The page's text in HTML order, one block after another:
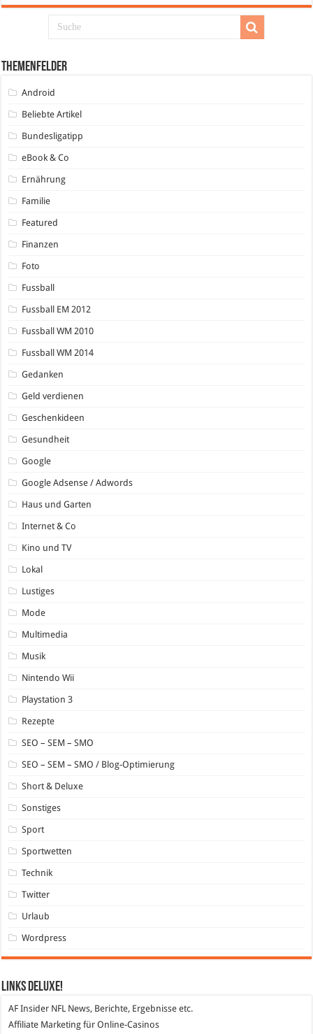
Themenfelder
Android
Beliebte Artikel
Bundesligatipp
eBook & Co
Ernährung
Familie
Featured
Finanzen
Foto
Fussball
Fussball EM 2012
Fussball WM 2010
Fussball WM 2014
Gedanken
Geld verdienen
Geschenkideen
Gesundheit
Google
Google Adsense / Adwords
Haus und Garten
Internet & Co
Kino und TV
Lokal
Lustiges
Mode
Multimedia
Musik
Nintendo Wii
Playstation 3
Rezepte
SEO – SEM – SMO
SEO – SEM – SMO / Blog-Optimierung
Short & Deluxe
Sonstiges
Sport
Sportwetten
Technik
Twitter
Urlaub
Wordpress
Links DeLuXe!
AF Insider NFL News, Berichte, Ergebnisse etc.
Affiliate Marketing für Online-Casinos